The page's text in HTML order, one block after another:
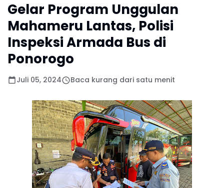
Gelar Program Unggulan
Mahameru Lantas, Polisi
Inspeksi Armada Bus di
Ponorogo
Juli 05, 2024 Baca kurang dari satu menit